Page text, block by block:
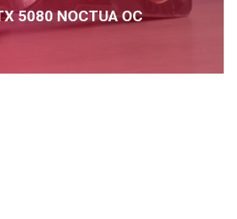
5080 NOCTUA OC